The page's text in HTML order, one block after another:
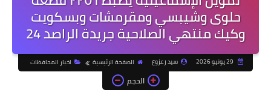
حلوى وشيبسي ومقرمشات وبسكويت
وكيك منتهي الصلاحية جريدة الراصد 24
سيد زعزوع الصفحة الرئيسية اخبار المحافظات
الحجم